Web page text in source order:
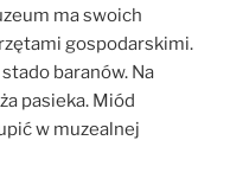
ma swoich
gospodarskimi.
baranów. Na
pasieka. Miód
w muzealnej